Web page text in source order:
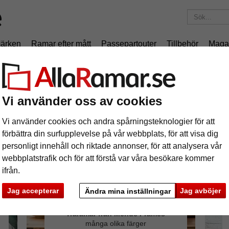
Vi använder oss av cookies
Vi använder cookies och andra spårningsteknologier för att
förbättra din surfupplevelse på vår webbplats, för att visa dig
personligt innehåll och riktade annonser, för att analysera vår
webbplatstrafik och för att förstå var våra besökare kommer
ifrån.
Jag accepterar Jag avböjer
Ändra mina inställningar
Ramar efter mått Passepartouter Tillbehör
Träramar från Mende Frames
många olika färger